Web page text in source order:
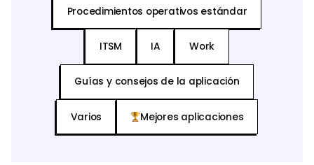
Procedimientos operativos estándar
ITSM IA Work
Guías y consejos de la aplicación
Varios Mejores aplicaciones